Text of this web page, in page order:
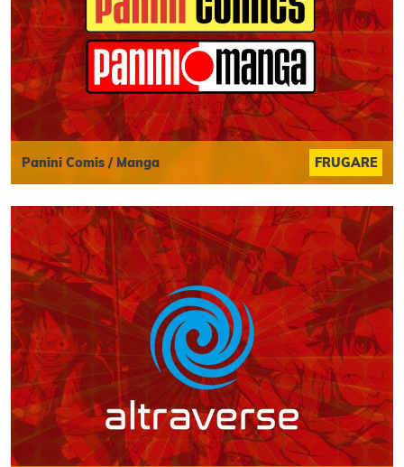
FRUGARE
Panini Comis / Manga